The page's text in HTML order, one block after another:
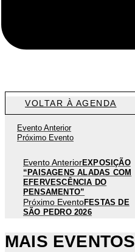
VOLTAR À AGENDA
Evento Anterior
Próximo Evento
Evento AnteriorEXPOSIÇÃO
“PAISAGENS ALADAS COM
EFERVESCÊNCIA DO
PENSAMENTO”
Próximo EventoFESTAS DE
SÃO PEDRO 2026
MAIS EVENTOS